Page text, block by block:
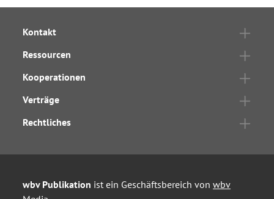
Kontakt
Ressourcen
Kooperationen
Verträge
Rechtliches
wbv Publikation ist ein Geschäftsbereich von wbv